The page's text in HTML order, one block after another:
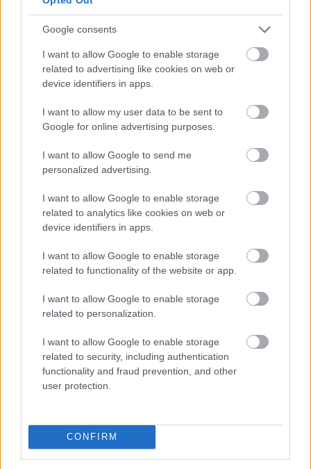
Google consents
I want to allow Google to enable storage
related to advertising like cookies on web or
device identifiers in apps.
I want to allow my user data to be sent to
Google for online advertising purposes.
I want to allow Google to send me
personalized advertising.
I want to allow Google to enable storage
related to analytics like cookies on web or
device identifiers in apps.
I want to allow Google to enable storage
related to functionality of the website or app.
I want to allow Google to enable storage
related to personalization.
I want to allow Google to enable storage
related to security, including authentication
functionality and fraud prevention, and other
user protection.
CONFIRM
bemutatkozó írását vagy
Angéla fideszes önkormányzati képviselő egy
bemutattuk
, a Médiacentrum hogyan tud
közérdeket maximum nyomokban szolgálják, de
„Az önkormányzati média nem pártsajtó. Nem
politikai szócső. Nem használható fel arra, hogy
közpénzből egy politikai párt kommunikációját
erősítse. Feladata az, hogy a város polgárai valós,
sokoldalú és arányos képet kapjanak a helyi
közéletről. A jelenlegi működés ezzel szemben
torzítja a nyilvánosságot, tudatosan szűkíti a
megszólaló hangokat, és súlyosan rombolja a
HIRDETÉS